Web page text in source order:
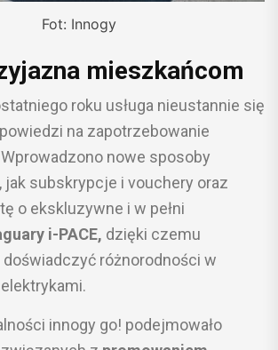
Fot: Innogy
mieszkańcom
roku usługa nieustannie się
na zapotrzebowanie
nowe sposoby
jak subskrypcje i vouchery oraz
o ekskluzywne i w pełni
i-PACE, dzięki czemu
różnorodności w
innogy go! podejmowało